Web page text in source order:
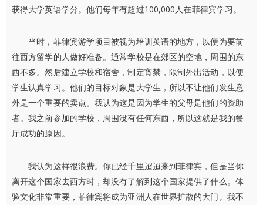
获得大学英语学分。他们每年有超过100,000人在菲律宾学习。
当时，菲律宾游学项目被视为培训英语的地方，以便为要前
往西方留学的人做好准备。通常学校是在郊区的空地，周围的东
西不多。然后建立学校和宿舍，制定宵禁，限制外出活动，以便
学生认真学习。他们的目标对象是大学生，所以不让他们发生意
外是一个重要的卖点。我认为这是因为学生的父母是他们的资助
者。我之前参加的学校，周围没有任何东西，所以这就是我的餐
厅成功的原因。
我认为这样很浪费。你已经千里迢迢来到菲律宾，但是当你
离开这个国家去西方时，却没有了解到这个国家提供了什么。体
验文化非常重要，菲律宾将成为亚洲人在世界扩散的大门。我不